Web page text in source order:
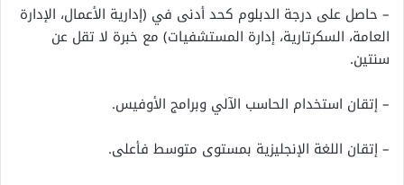
– حاصل على درجة الدبلوم كحد أدنى في (إدارية الأعمال، الإدارة
العامة، السكرتارية، إدارة المستشفيات) مع خبرة لا تقل عن
سنتين.
– إتقان استخدام الحاسب الآلي وبرامج الأوفيس.
– إتقان اللغة الإنجليزية بمستوى متوسط فأعلى.